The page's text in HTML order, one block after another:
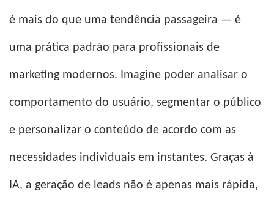
é mais do que uma tendência passageira — é
uma prática padrão para profissionais de
marketing modernos. Imagine poder analisar o
comportamento do usuário, segmentar o público
e personalizar o conteúdo de acordo com as
necessidades individuais em instantes. Graças à
IA, a geração de leads não é apenas mais rápida,